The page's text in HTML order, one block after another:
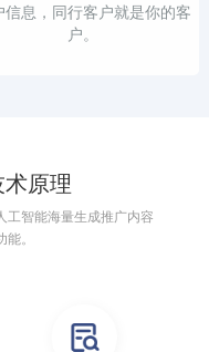
信息，同行客户就是你的客
户。
原理
工智能海量生成推广内容
。